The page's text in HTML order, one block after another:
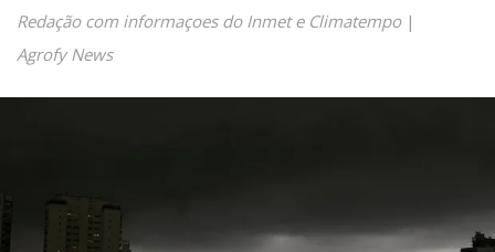
Redação com informaçoes do Inmet e Climatempo|
Agrofy News